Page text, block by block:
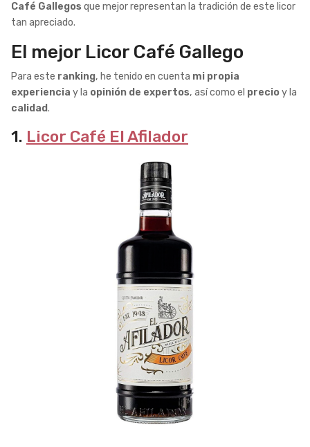
Café Gallegos que mejor representan la tradición de este licor
tan apreciado.
El mejor Licor Café Gallego
Para este ranking, he tenido en cuenta mi propia
experiencia y la opinión de expertos, así como el precioy la
calidad.
1. Licor Café El Afilador